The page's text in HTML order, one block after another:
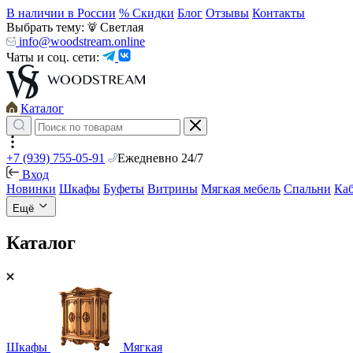
В наличии в России % Скидки Блог Отзывы Контакты
Выбрать тему:
Светлая
info@woodstream.online
Чаты и соц. сети:
Каталог
+7 (939) 755-05-91
Ежедневно 24/7
Вход
Новинки Шкафы Буфеты Витрины Мягкая мебель Спальни
Ещё
Каталог
Шкафы Мягкая